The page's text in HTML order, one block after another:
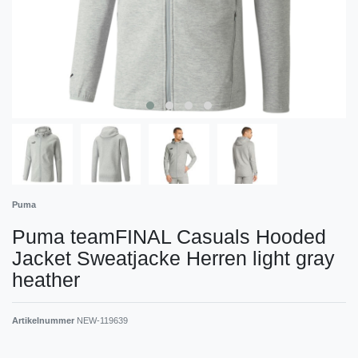
Puma
Puma teamFINAL Casuals Hooded
Jacket Sweatjacke Herren light gray
heather
Artikelnummer NEW-119639